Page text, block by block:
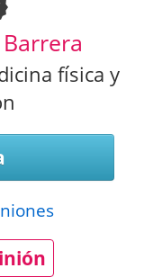
física y